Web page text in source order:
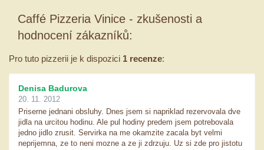
Caffé Pizzeria Vinice - zkušenosti a
hodnocení zákazníků:
Pro tuto pizzerii je k dispozici 1 recenze:
Denisa Badurova
20. 11. 2012
Priserne jednani obsluhy. Dnes jsem si napriklad rezervovala dve
jidla na urcitou hodinu. Ale pul hodiny predem jsem potrebovala
jedno jidlo zrusit. Servirka na me okamzite zacala byt velmi
neprijemna, ze to neni mozne a ze ji zdrzuju. Uz si zde pro jistotu